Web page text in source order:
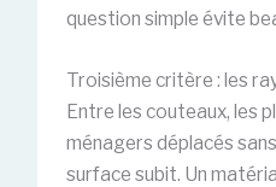
question simple évite
Troisième critère : les
Entre les couteaux, les
ménagers déplacés
surface subit. Un